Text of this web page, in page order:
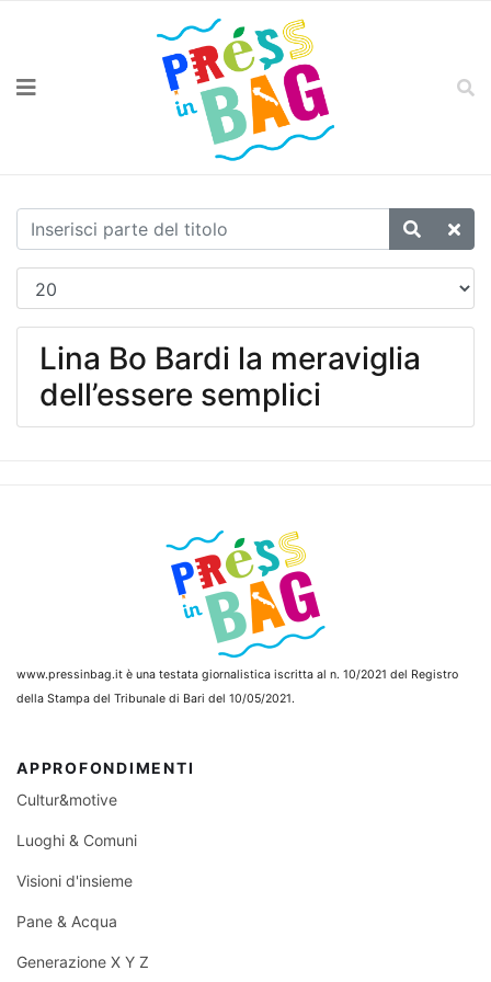
Lina Bo Bardi la meraviglia
dell’essere semplici
www.pressinbag.it è una testata giornalistica iscritta al n. 10/2021 del Registro
della Stampa del Tribunale di Bari del 10/05/2021.
APPROFONDIMENTI
Cultur&motive
Luoghi & Comuni
Visioni d'insieme
Pane & Acqua
Generazione X Y Z